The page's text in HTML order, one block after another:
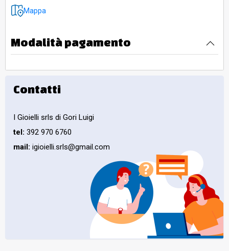
Mappa
Modalità pagamento
Contatti
I Gioielli srls di Gori Luigi
tel: 392 970 6760
mail: igioielli.srls@gmail.com